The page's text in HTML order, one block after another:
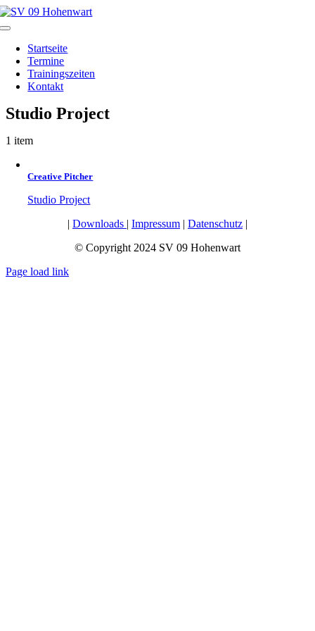
Zum
Inhalt
Toggle
NavigationStartseite
Termine
Trainingszeiten
Kontakt
Studio Project
1 item
Creative Pitcher
Studio Project
| Downloads | Impressum | Datenschutz |
© Copyright 2024 SV 09 Hohenwart
Page load link